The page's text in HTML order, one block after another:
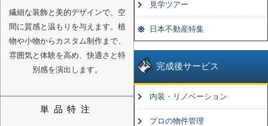
見学ツアー
日本不動産特集
完成後サービス
内装・リノベーション
プロの物件管理
繊細な装飾と美的デザインで、空
間に質感と温もりを与えます。植
物や小物からカスタム制作まで、
雰囲気と体験を高め、快適さと特
別感を演出します。
単品特注